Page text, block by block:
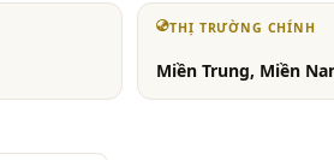
THỊ TRƯỜNG CHÍNH
Miền Trung, Miền